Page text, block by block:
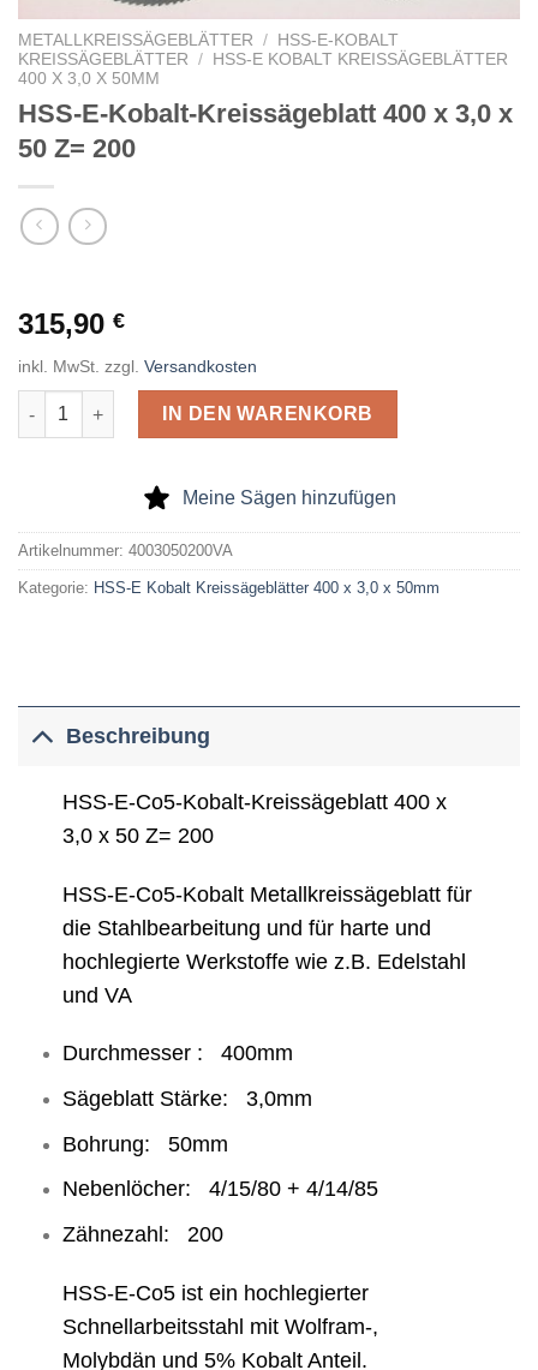
METALLKREISSÄGEBLÄTTER / HSS-E-KOBALT
KREISSÄGEBLÄTTER
/ HSS-E KOBALT KREISSÄGEBLÄTTER
400 X 3,0 X 50MM
HSS-E-Kobalt-Kreissägeblatt 400 x 3,0 x
50 Z= 200
315,90 €
inkl. MwSt. zzgl. Versandkosten
HSS-E-Kobalt-Kreissägeblatt 400 x 3,0 x 50 Z= 200 Menge
IN DEN WARENKORB
Meine Sägen hinzufügen
Artikelnummer: 4003050200VA
Kategorie: HSS-E Kobalt Kreissägeblätter 400 x 3,0 x 50mm
Beschreibung
HSS-E-Co5-Kobalt-Kreissägeblatt 400 x
3,0 x 50 Z= 200
HSS-E-Co5-Kobalt Metallkreissägeblatt für
die Stahlbearbeitung und für harte und
hochlegierte Werkstoffe wie z.B. Edelstahl
und VA
Durchmesser : 400mm
Sägeblatt Stärke: 3,0mm
Bohrung: 50mm
Nebenlöcher: 4/15/80 + 4/14/85
Zähnezahl: 200
HSS-E-Co5 ist ein hochlegierter
Schnellarbeitsstahl mit Wolfram-,
Molybdän und 5% Kobalt Anteil.